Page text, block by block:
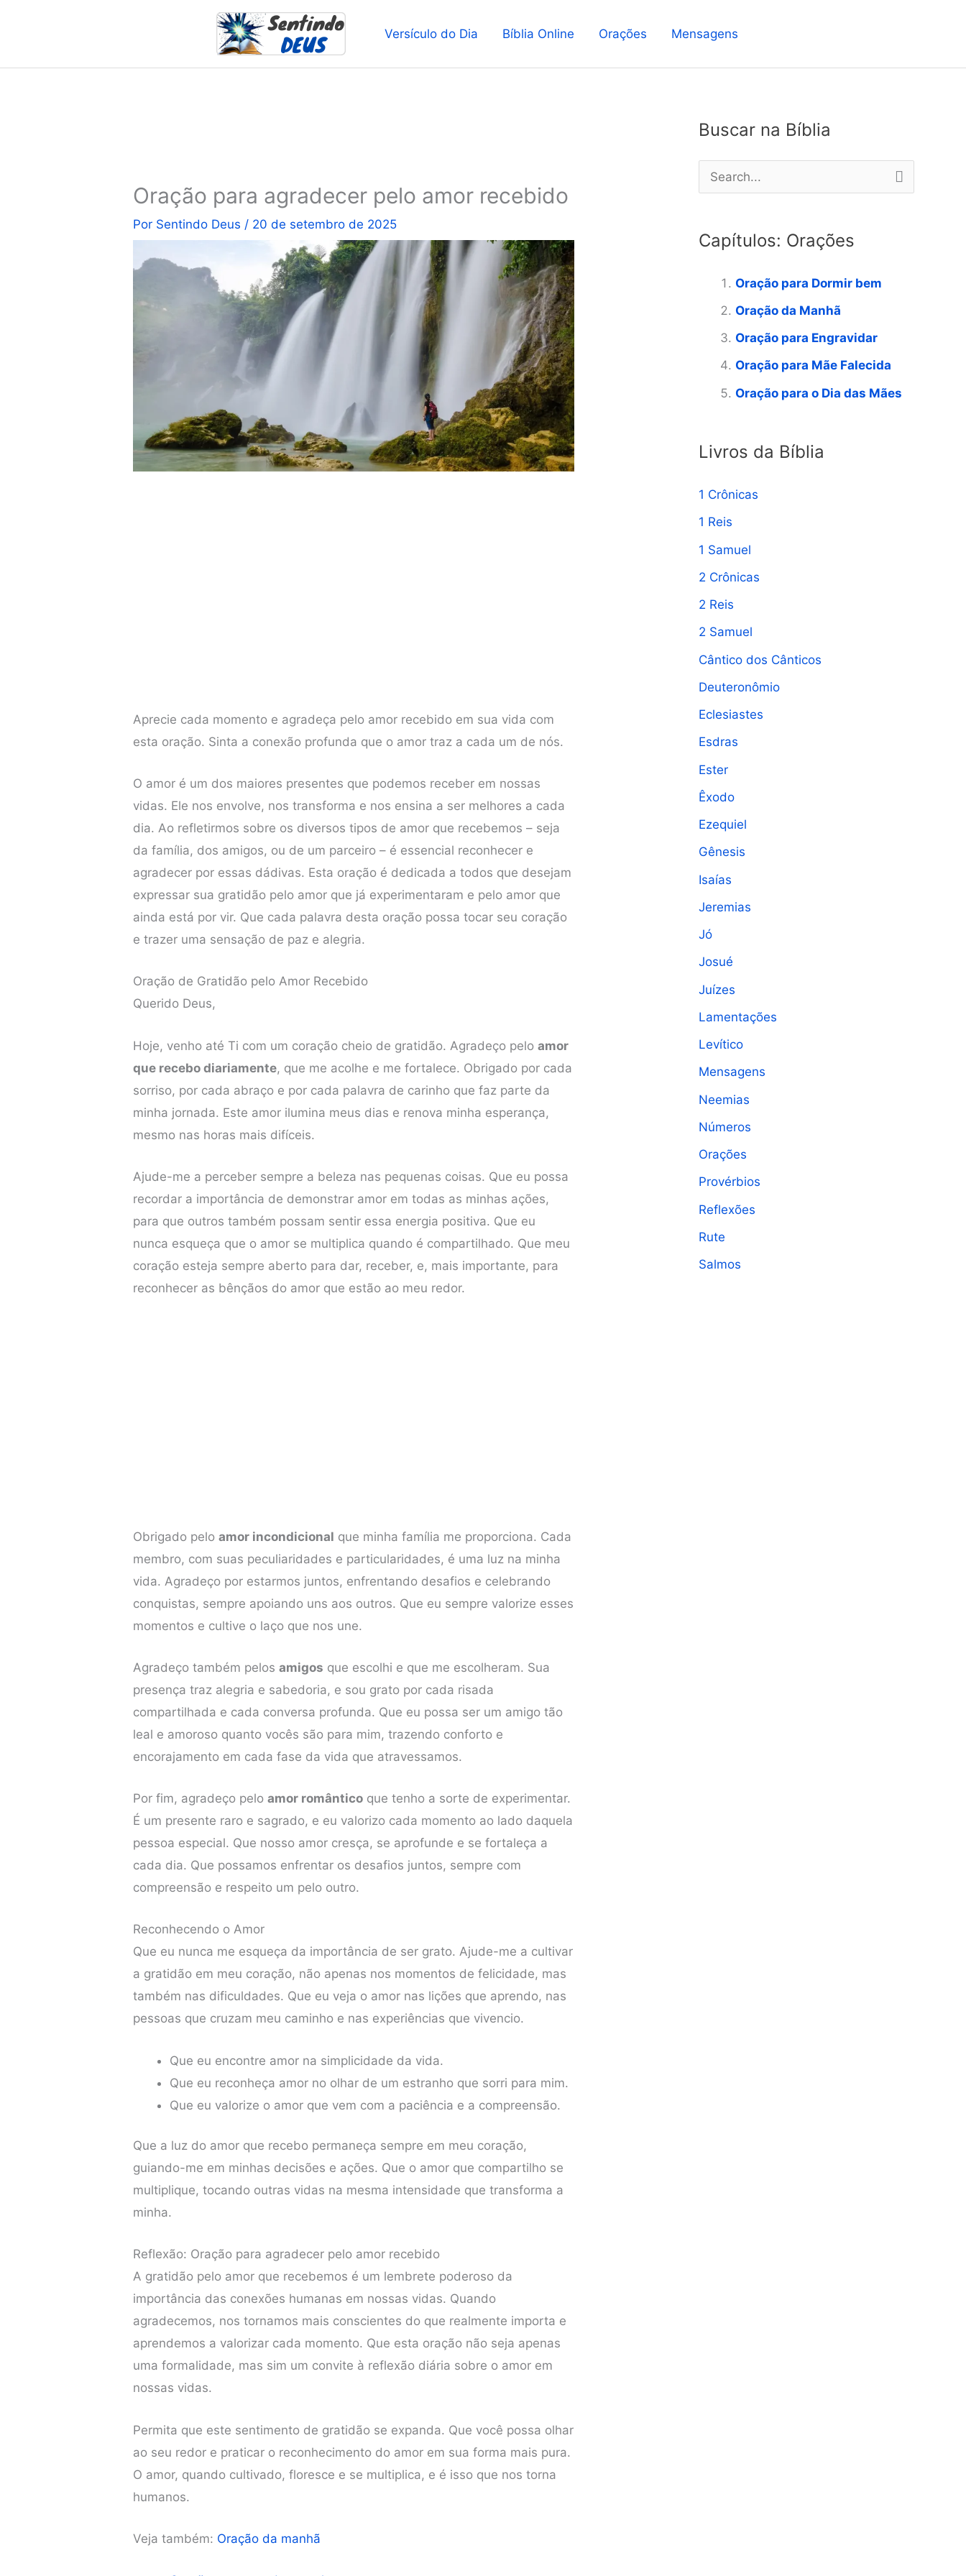
Versículo do Dia Bíblia Online Orações Mensagens
Oração para agradecer pelo amor recebido
Por Sentindo Deus / 20 de setembro de 2025
Aprecie cada momento e agradeça pelo amor recebido em sua vida com
esta oração. Sinta a conexão profunda que o amor traz a cada um de nós.
O amor é um dos maiores presentes que podemos receber em nossas
vidas. Ele nos envolve, nos transforma e nos ensina a ser melhores a cada
dia. Ao refletirmos sobre os diversos tipos de amor que recebemos – seja
da família, dos amigos, ou de um parceiro – é essencial reconhecer e
agradecer por essas dádivas. Esta oração é dedicada a todos que desejam
expressar sua gratidão pelo amor que já experimentaram e pelo amor que
ainda está por vir. Que cada palavra desta oração possa tocar seu coração
e trazer uma sensação de paz e alegria.
Oração de Gratidão pelo Amor Recebido
Querido Deus,
Hoje, venho até Ti com um coração cheio de gratidão. Agradeço peloamor
que recebo diariamente, que me acolhe e me fortalece. Obrigado por cada
sorriso, por cada abraço e por cada palavra de carinho que faz parte da
minha jornada. Este amor ilumina meus dias e renova minha esperança,
mesmo nas horas mais difíceis.
Ajude-me a perceber sempre a beleza nas pequenas coisas. Que eu possa
recordar a importância de demonstrar amor em todas as minhas ações,
para que outros também possam sentir essa energia positiva. Que eu
nunca esqueça que o amor se multiplica quando é compartilhado. Que meu
coração esteja sempre aberto para dar, receber, e, mais importante, para
reconhecer as bênçãos do amor que estão ao meu redor.
Obrigado peloamor incondicional que minha família me proporciona. Cada
membro, com suas peculiaridades e particularidades, é uma luz na minha
vida. Agradeço por estarmos juntos, enfrentando desafios e celebrando
conquistas, sempre apoiando uns aos outros. Que eu sempre valorize esses
momentos e cultive o laço que nos une.
Agradeço também pelosamigos que escolhi e que me escolheram. Sua
presença traz alegria e sabedoria, e sou grato por cada risada
compartilhada e cada conversa profunda. Que eu possa ser um amigo tão
leal e amoroso quanto vocês são para mim, trazendo conforto e
encorajamento em cada fase da vida que atravessamos.
Por fim, agradeço peloamor romântico que tenho a sorte de experimentar.
É um presente raro e sagrado, e eu valorizo cada momento ao lado daquela
pessoa especial. Que nosso amor cresça, se aprofunde e se fortaleça a
cada dia. Que possamos enfrentar os desafios juntos, sempre com
compreensão e respeito um pelo outro.
Reconhecendo o Amor
Que eu nunca me esqueça da importância de ser grato. Ajude-me a cultivar
a gratidão em meu coração, não apenas nos momentos de felicidade, mas
também nas dificuldades. Que eu veja o amor nas lições que aprendo, nas
pessoas que cruzam meu caminho e nas experiências que vivencio.
Que eu encontre amor na simplicidade da vida.
Que eu reconheça amor no olhar de um estranho que sorri para mim.
Que eu valorize o amor que vem com a paciência e a compreensão.
Que a luz do amor que recebo permaneça sempre em meu coração,
guiando-me em minhas decisões e ações. Que o amor que compartilho se
multiplique, tocando outras vidas na mesma intensidade que transforma a
minha.
Reflexão: Oração para agradecer pelo amor recebido
A gratidão pelo amor que recebemos é um lembrete poderoso da
importância das conexões humanas em nossas vidas. Quando
agradecemos, nos tornamos mais conscientes do que realmente importa e
aprendemos a valorizar cada momento. Que esta oração não seja apenas
uma formalidade, mas sim um convite à reflexão diária sobre o amor em
nossas vidas.
Permita que este sentimento de gratidão se expanda. Que você possa olhar
ao seu redor e praticar o reconhecimento do amor em sua forma mais pura.
O amor, quando cultivado, floresce e se multiplica, e é isso que nos torna
humanos.
Veja também: Oração da manhã
Buscar na Bíblia
e
q
Capítulos: Orações
Oração para Dormir bem
Oração da Manhã
Oração para Engravidar
Oração para Mãe Falecida
Oração para o Dia das Mães
Livros da Bíblia
1 Crônicas
1 Reis
1 Samuel
2 Crônicas
2 Reis
2 Samuel
Cântico dos Cânticos
Deuteronômio
Eclesiastes
Esdras
Ester
Êxodo
Ezequiel
Gênesis
Isaías
Jeremias
Jó
Josué
Juízes
Lamentações
Levítico
Mensagens
Neemias
Números
Orações
Provérbios
Reflexões
Rute
Salmos